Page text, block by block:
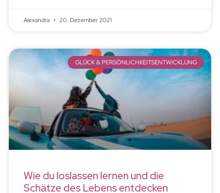
Alexandra 20. Dezember 2021
GLÜCK & PERSÖNLICHKEITSENTWICKLUNG
Wie du loslassen lernen und die
Schätze des Lebens entdecken